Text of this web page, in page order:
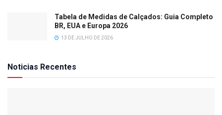
Tabela de Medidas de Calçados: Guia Completo
BR, EUA e Europa 2026
13 DE JULHO DE 2026
Noticias Recentes